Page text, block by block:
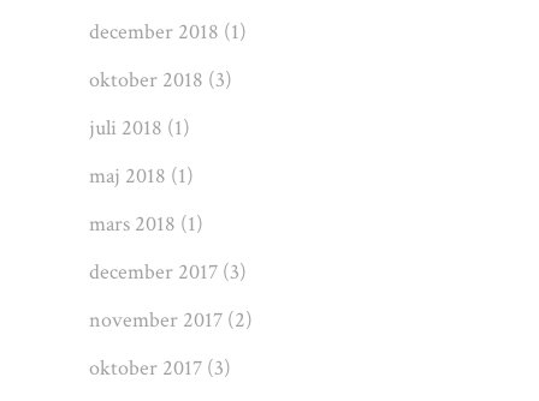
december 2018 (1)
oktober 2018 (3)
juli 2018 (1)
maj 2018 (1)
mars 2018 (1)
december 2017 (3)
november 2017 (2)
oktober 2017 (3)